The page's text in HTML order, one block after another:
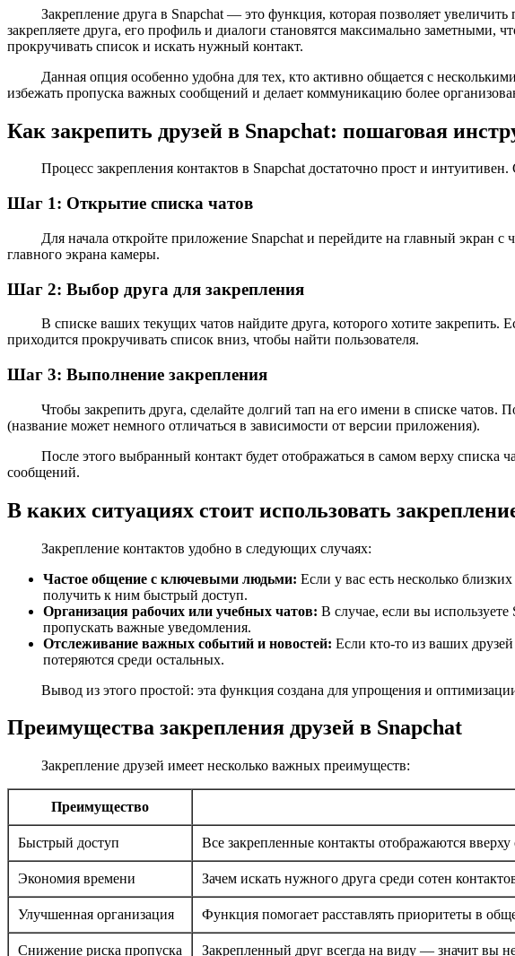
Закрепление друга в Snapchat — это функция, которая позволяет
закрепляете друга, его профиль и диалоги становятся максимально
прокручивать список и искать нужный контакт.
Данная опция особенно удобна для тех, кто активно общается с
избежать пропуска важных сообщений и делает коммуникацию более
Как закрепить друзей в Snapchat: пошаговая
Процесс закрепления контактов в Snapchat достаточно прост и
Шаг 1: Открытие списка чатов
Для начала откройте приложение Snapchat и перейдите на главный экран
главного экрана камеры.
Шаг 2: Выбор друга для закрепления
В списке ваших текущих чатов найдите друга, которого хотите
приходится прокручивать список вниз, чтобы найти пользователя.
Шаг 3: Выполнение закрепления
Чтобы закрепить друга, сделайте долгий тап на его имени в списке
(название может немного отличаться в зависимости от версии приложения).
После этого выбранный контакт будет отображаться в самом верху списка
сообщений.
В каких ситуациях стоит использовать
Закрепление контактов удобно в следующих случаях:
Частое общение с ключевыми людьми: Если у вас есть несколько
получить к ним быстрый доступ.
Организация рабочих или учебных чатов: В случае, если вы
пропускать важные уведомления.
Отслеживание важных событий и новостей: Если кто-то из ваших
потеряются среди остальных.
Вывод из этого простой: эта функция создана для упрощения и
Преимущества закрепления друзей в Snapchat
Закрепление друзей имеет несколько важных преимуществ:
Преимущество
Быстрый доступ Все закрепленные контакты отображаются
Экономия времени Зачем искать нужного друга среди сотен
Улучшенная организация Функция помогает расставлять приоритеты в
Снижение риска пропуска Закрепленный друг всегда на виду — значит вы